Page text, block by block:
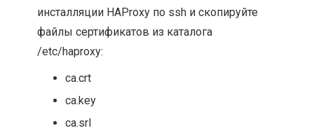
инсталляции HAProxy по ssh и скопируйте
файлы сертификатов из каталога
/etc/haproxy:
ca.crt
ca.key
ca.srl